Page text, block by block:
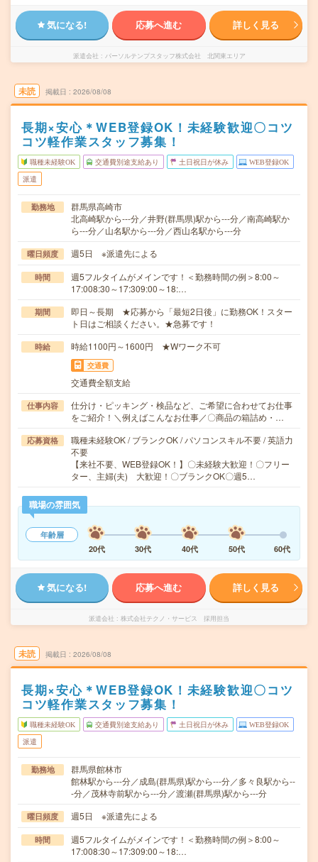
気になる! 応募へ進む 詳しく見る
派遣会社 パーソルテンプスタッフ株式会社 北関東エリア
未読 掲載日 2026/08/08
長期×安心＊WEB登録OK！未経験歓迎〇コツ
コツ軽作業スタッフ募集！
職種未経験OK 交通費別途支給あり 土日祝日が休み WEB登録OK
派遣
勤務地
群馬県高崎市
北高崎駅から---分／井野(群馬県)駅から---分／南高崎駅か
ら---分／山名駅から---分／西山名駅から---分
曜日頻度 週5日 ※派遣先による
時間
週5フルタイムがメインです！＜勤務時間の例＞8:00～
17:008:30～17:309:00～18:…
期間
即日～長期 ★応募から「最短2日後」に勤務OK！スター
ト日はご相談ください。★急募です！
時給 時給1100円～1600円 ★Wワーク不可
交通費
交通費全額支給
仕事内容
仕分け・ピッキング・検品など、ご希望に合わせてお仕事
をご紹介！＼例えばこんなお仕事／〇商品の箱詰め・…
応募資格
職種未経験OK / ブランクOK / パソコンスキル不要 / 英語力
不要
【来社不要、WEB登録OK！】〇未経験大歓迎！〇フリー
ター、主婦(夫) 大歓迎！〇ブランクOK〇週5…
職場の雰囲気
年齢層
20代
30代 40代 50代 60代
気になる! 応募へ進む 詳しく見る
派遣会社 株式会社テクノ・サービス 採用担当
未読 掲載日 2026/08/08
長期×安心＊WEB登録OK！未経験歓迎〇コツ
コツ軽作業スタッフ募集！
職種未経験OK 交通費別途支給あり 土日祝日が休み WEB登録OK
派遣
勤務地
群馬県館林市
館林駅から---分／成島(群馬県)駅から---分／多々良駅から--
-分／茂林寺前駅から---分／渡瀬(群馬県)駅から---分
曜日頻度 週5日 ※派遣先による
時間
週5フルタイムがメインです！＜勤務時間の例＞8:00～
17:008:30～17:309:00～18:…